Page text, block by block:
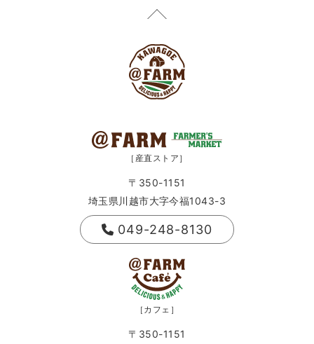
［産直ストア］
〒350-1151
埼玉県川越市大字今福1043-3
049-248-8130
［カフェ］
〒350-1151